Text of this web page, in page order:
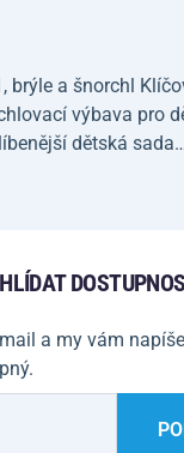
brýle a šnorchl
výbava pro
dětská
a my vám